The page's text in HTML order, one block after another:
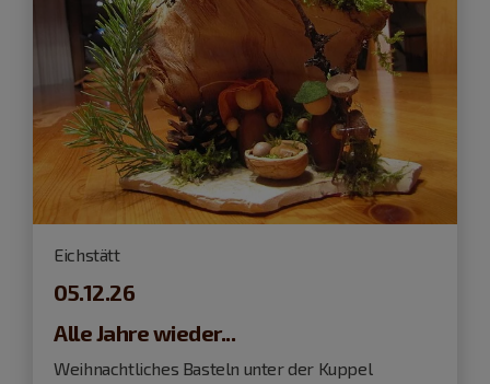
Eichstätt
05.12.26
Alle Jahre wieder...
Weihnachtliches Basteln unter der Kuppel